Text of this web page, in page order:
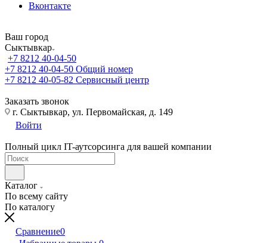
Вконтакте
Ваш город
Сыктывкар
+7 8212 40-04-50
+7 8212 40-04-50 Общий номер
+7 8212 40-05-82 Сервисный центр
Заказать звонок
г. Сыктывкар, ул. Первомайская, д. 149
Войти
Полный цикл IT-аутсорсинга для вашей компании
Каталог
По всему сайту
По каталогу
Сравнение0